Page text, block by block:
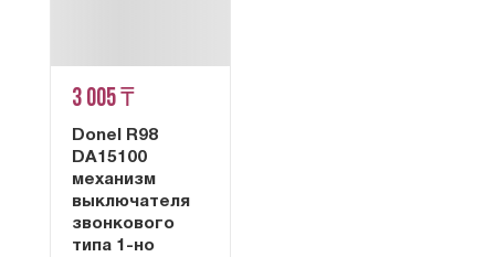
3 005 ₸
Donel R98
DA15100
механизм
выключателя
звонкового
типа 1-но